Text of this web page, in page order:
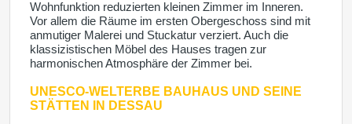
Wohnfunktion reduzierten kleinen Zimmer im Inneren.
Vor allem die Räume im ersten Obergeschoss sind mit
anmutiger Malerei und Stuckatur verziert. Auch die
klassizistischen Möbel des Hauses tragen zur
harmonischen Atmosphäre der Zimmer bei.
UNESCO-WELTERBE BAUHAUS UND SEINE
STÄTTEN IN DESSAU